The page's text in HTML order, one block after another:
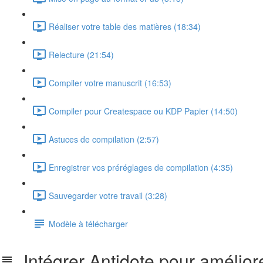
Réaliser votre table des matières (18:34)
Relecture (21:54)
Compiler votre manuscrit (16:53)
Compiler pour Createspace ou KDP Papier (14:50)
Astuces de compilation (2:57)
Enregistrer vos préréglages de compilation (4:35)
Sauvegarder votre travail (3:28)
Modèle à télécharger